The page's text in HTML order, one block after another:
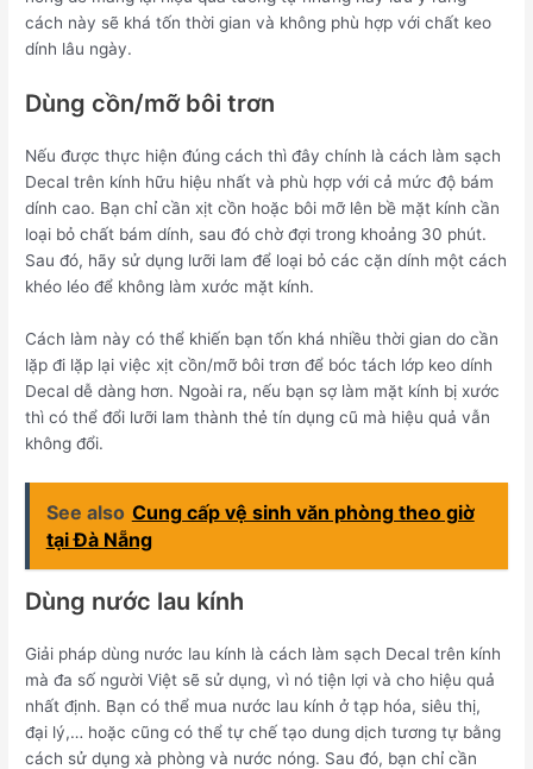
cách này sẽ khá tốn thời gian và không phù hợp với chất keo
dính lâu ngày.
Dùng cồn/mỡ bôi trơn
Nếu được thực hiện đúng cách thì đây chính là cách làm sạch
Decal trên kính hữu hiệu nhất và phù hợp với cả mức độ bám
dính cao. Bạn chỉ cần xịt cồn hoặc bôi mỡ lên bề mặt kính cần
loại bỏ chất bám dính, sau đó chờ đợi trong khoảng 30 phút.
Sau đó, hãy sử dụng lưỡi lam để loại bỏ các cặn dính một cách
khéo léo để không làm xước mặt kính.
Cách làm này có thể khiến bạn tốn khá nhiều thời gian do cần
lặp đi lặp lại việc xịt cồn/mỡ bôi trơn để bóc tách lớp keo dính
Decal dễ dàng hơn. Ngoài ra, nếu bạn sợ làm mặt kính bị xước
thì có thể đổi lưỡi lam thành thẻ tín dụng cũ mà hiệu quả vẫn
không đổi.
See also Cung cấp vệ sinh văn phòng theo giờ
tại Đà Nẵng
Dùng nước lau kính
Giải pháp dùng nước lau kính là cách làm sạch Decal trên kính
mà đa số người Việt sẽ sử dụng, vì nó tiện lợi và cho hiệu quả
nhất định. Bạn có thể mua nước lau kính ở tạp hóa, siêu thị,
đại lý,… hoặc cũng có thể tự chế tạo dung dịch tương tự bằng
cách sử dụng xà phòng và nước nóng. Sau đó, bạn chỉ cần